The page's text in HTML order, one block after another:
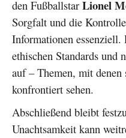
den Fußballstar Lionel
Sorgfalt und die
Informationen
ethischen Standards und
auf – Themen, mit
konfrontiert sehen.
Abschließend bleibt
Unachtsamkeit kann